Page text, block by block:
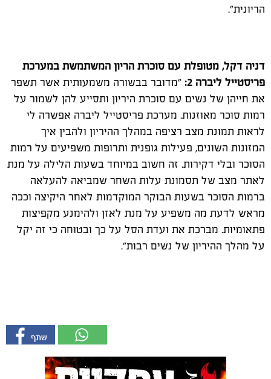
הריונית".
דניה דקל, מטופלת עם סוכרת הריון המשתמשת במערכת
פריסטייל ליברה 2:
"מדובר בבשורה משמעותית אשר תשפר
את חייהן של נשים עם סוכרת היריון ותסייע להן לשמור על
רמות סוכר מאוזנות. מערכת פריסטייל ליברה אפשרה לי
לראות תמונת מצב רציפה במהלך ההיריון ולהבין איך
המזונות השונים, פעילות גופנית ותרופות משפיעים על רמות
הסוכר ובלי דקירות. זה חשוב במיוחד בשעות הלילה על מנת
לאתר מצב של תסמונת עלות השחר שמביאה להעלאה
ברמות הסוכר בשעות הבוקר המוקדמות לאחר היקיצה וככה
מראש לדעת מה משפיע על מנת לאזן ולהימנע מקפיצות
פתאומיות. מברכת את ועדת הסל על כך ובטוחה כי זה יקל
על מהלך ההיריון של נשים רבות".